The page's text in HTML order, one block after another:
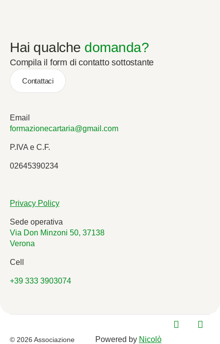
Hai qualche domanda?
Compila il form di contatto sottostante
Contattaci
Email
formazionecartaria@gmail.com
P.IVA e C.F.
02645390234
Privacy Policy
Sede operativa
Via Don Minzoni 50, 37138
Verona
Cell
+39 333 3903074
© 2026 Associazione Powered by Nicolò